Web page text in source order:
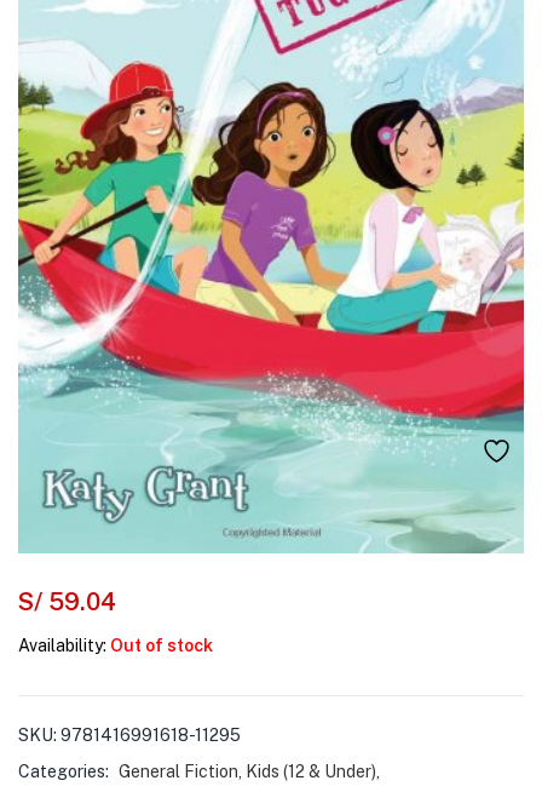
S/ 59.04
Availability: Out of stock
SKU: 9781416991618-11295
Categories: General Fiction Kids (12 & Under)